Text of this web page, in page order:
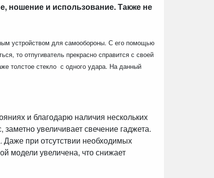
ношение и использование. Также не
устройством для самообороны. С его помощью
то отпугиватель прекрасно справится с своей
толстое стекло с одного удара. На данный
и благодарю наличия нескольких
увеличивает свечение гаджета.
при отсутствии необходимых
модели увеличена, что снижает